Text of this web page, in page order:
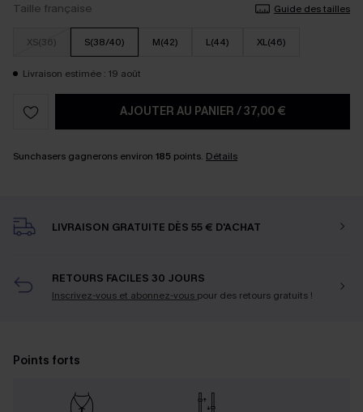
Taille française Guide des tailles
XS(36) S(38/40) M(42) L(44) XL(46)
Livraison estimée : 19 août
AJOUTER AU PANIER /37,00 €
Sunchasers gagnerons environ 185 points. Détails
LIVRAISON GRATUITE DÈS 55 € D'ACHAT
RETOURS FACILES 30 JOURS
Inscrivez-vous et abonnez-vous pour des retours gratuits !
Points forts